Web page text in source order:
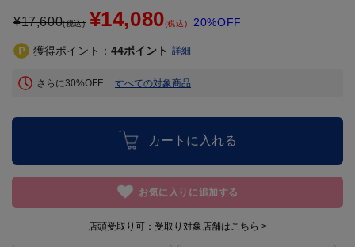
¥17,600(税込) ¥14,080(税込) 20%OFF
獲得ポイント： 44ポイント 詳細
さらに30%OFF すべての対象商品
カートに入れる
お気に入りに追加する
店頭受取り可： 受取り対象店舗はこちら >